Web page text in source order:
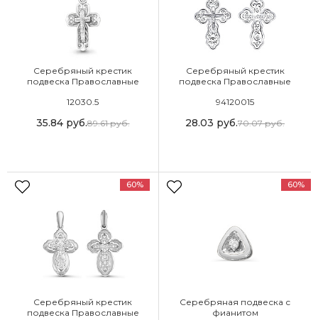
Серебряный крестик
подвеска Православные
12030.5
35.84 руб.89.61руб.
Серебряный крестик
подвеска Православные
94120015
28.03 руб.70.07руб.
60%
Серебряный крестик
подвеска Православные
60%
Серебряная подвеска с
фианитом